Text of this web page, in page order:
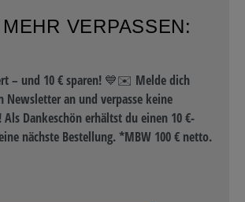
VERPASSEN:
– und 10 € sparen! 💙✉️ Melde dich
Newsletter an und verpasse keine
Dankeschön erhältst du einen 10 €-
nächste Bestellung. *MBW 100 € netto.